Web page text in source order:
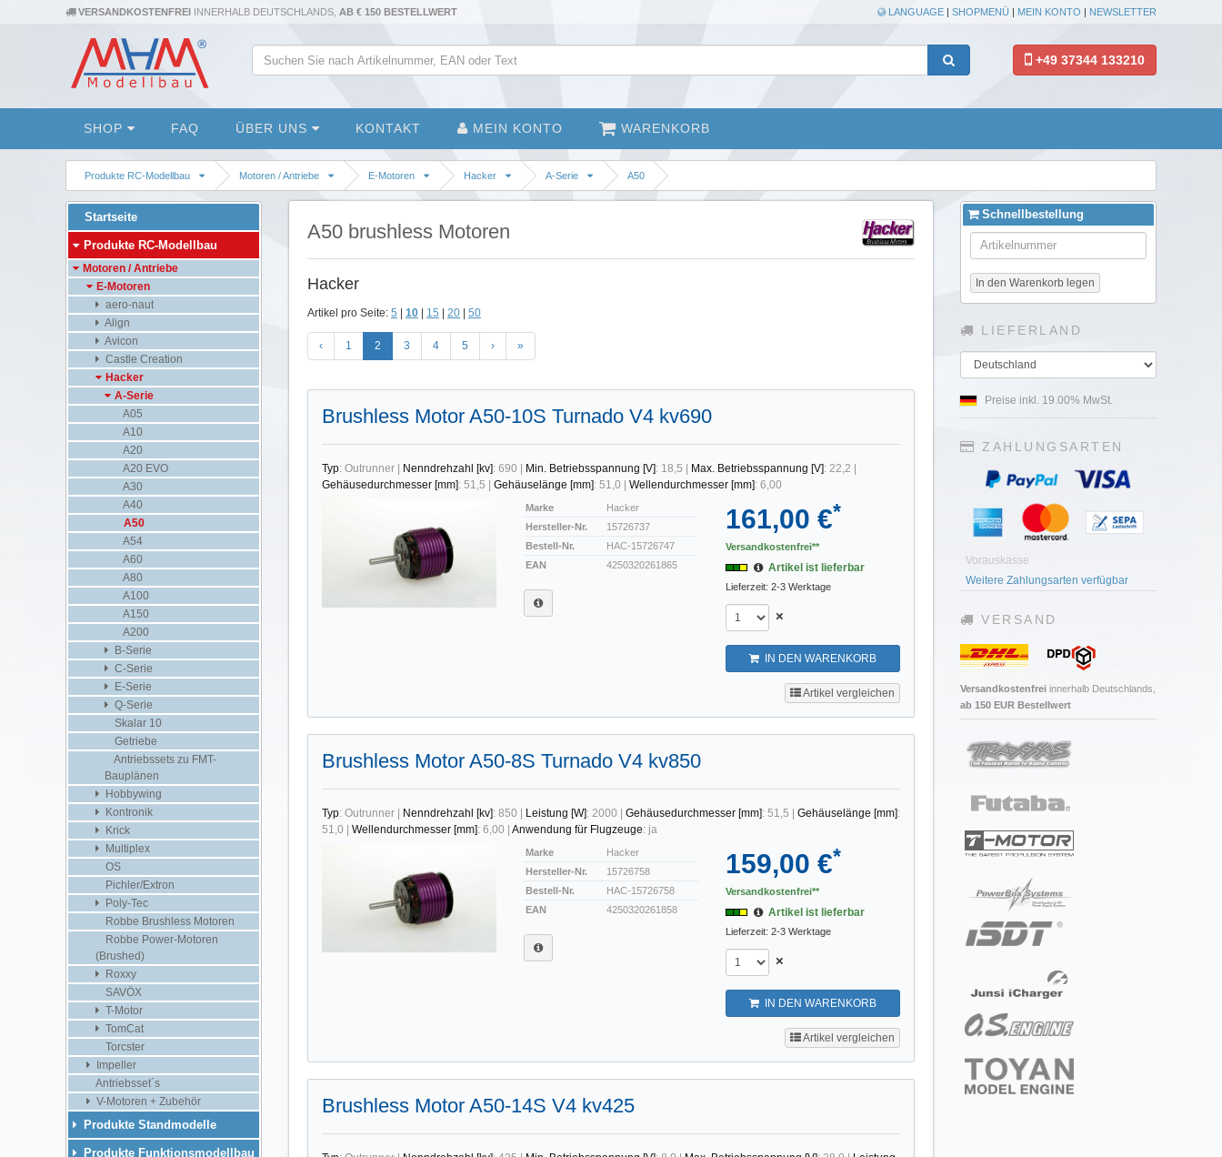
VERSANDKOSTENFREI INNERHALB DEUTSCHLANDS, AB € 150 BESTELLWERT LANGUAGE | SHOPMENÜ | MEIN KONTO | NEWSLETTER
+49 37344 133210
SHOP FAQ ÜBER UNS KONTAKT MEIN KONTO WARENKORB
Produkte RC-Modellbau Motoren / Antriebe E-Motoren Hacker A-Serie A50
A50 brushless Motoren
Hacker
Artikel pro Seite: 5 10 15 20 50
‹ 1 2 3 4 5 › »
Brushless Motor A50-10S Turnado V4 kv690
Typ: Outrunner Nenndrehzahl [kv]: 690 Min. Betriebsspannung [V]: 18,5 Max. Betriebsspannung [V]: 22,2
Gehäusedurchmesser [mm]: 51,5 Gehäuselänge [mm]: 51,0 Wellendurchmesser [mm]: 6,00
Marke
Hacker
Hersteller-Nr.
15726737
Bestell-Nr.
HAC-15726747
EAN
4250320261865
161,00 €*
Versandkostenfrei**
Artikel ist lieferbar
Lieferzeit: 2-3 Werktage
×
IN DEN WARENKORB
Artikel vergleichen
Brushless Motor A50-8S Turnado V4 kv850
Typ: Outrunner Nenndrehzahl [kv]: 850 Leistung [W]: 2000 Gehäusedurchmesser [mm]: 51,5 Gehäuselänge [mm]:
51,0
Wellendurchmesser [mm]: 6,00 Anwendung für Flugzeuge: ja
Marke
Hacker
Hersteller-Nr.
15726758
Bestell-Nr.
HAC-15726758
EAN
4250320261858
159,00 €*
Versandkostenfrei**
Artikel ist lieferbar
Lieferzeit: 2-3 Werktage
×
IN DEN WARENKORB
Artikel vergleichen
Brushless Motor A50-14S V4 kv425
Startseite
Produkte RC-Modellbau
Motoren / Antriebe
E-Motoren
aero-naut
Align
Avicon
Castle Creation
Hacker
A-Serie
A05
A10
A20
A20 EVO
A30
A40
A50
A54
A60
A80
A100
A150
A200
B-Serie
C-Serie
E-Serie
Q-Serie
Skalar 10
Getriebe
Antriebssets zu FMT-
Bauplänen
Hobbywing
Kontronik
Krick
Multiplex
OS
Pichler/Extron
Poly-Tec
Robbe Brushless Motoren
Robbe Power-Motoren
(Brushed)
Roxxy
SAVÖX
T-Motor
TomCat
Torcster
Impeller
Antriebsset´s
V-Motoren + Zubehör
Produkte Standmodelle
Produkte Funktionsmodellbau
Schnellbestellung
In den Warenkorb legen
LIEFERLAND
Land
Preise inkl. 19.00% MwSt.
ZAHLUNGSARTEN
Vorauskasse
Weitere Zahlungsarten verfügbar
VERSAND
Versandkostenfrei innerhalb Deutschlands,
ab 150 EUR Bestellwert